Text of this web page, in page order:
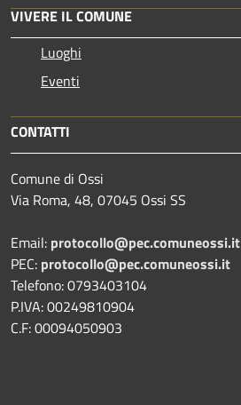
VIVERE IL COMUNE
Luoghi
Eventi
CONTATTI
Comune di Ossi
Via Roma, 48, 07045 Ossi SS
Email: protocollo@pec.comuneossi.it
PEC: protocollo@pec.comuneossi.it
Telefono: 0793403104
P.IVA: 00249810904
C.F: 00094050903